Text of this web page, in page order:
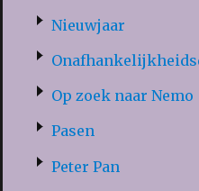
Nieuwjaar
Op zoek naar Nemo
Pasen
Peter Pan